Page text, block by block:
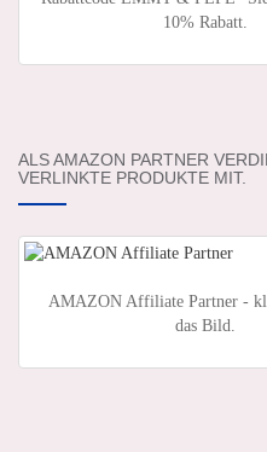
10% Rabatt.
ALS AMAZON PARTNER
VERLINKTE PRODUKTE MIT.
AMAZON Affiliate Partner -
das Bild.